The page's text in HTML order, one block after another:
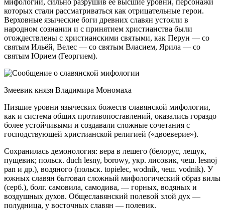
которых стали рассматриваться как отрицательные герои.
Верховные языческие боги древних славян устояли в
народном сознании и с принятием христианства были
отождествлены с христианскими святыми, как Перун — со
святым Ильёй, Велес — со святым Власием, Ярила — со
святым Юрием (Георгием).
Змеевик князя Владимира Мономаха
Низшие уровни языческих божеств славянской мифологии,
как и система общих противопоставлений, оказались гораздо
более устойчивыми и создавали сложные сочетания с
господствующей христианской религией («двоеверие»).
Сохранилась демонология: вера в лешего (белорус, лешук,
пущевик; польск. duch lesny, borowy, укр. лисовик, чеш. lesnoj
pan и др.), водяного (польск. topielec, wodnik, чеш. vodnik). У
южных славян бытовал сложный мифологический образ вилы
(серб.), болг. самовила, самодива, — горных, водяных и
воздушных духов. Общеславянский полевой злой дух —
полудница, у восточных славян — полевик.